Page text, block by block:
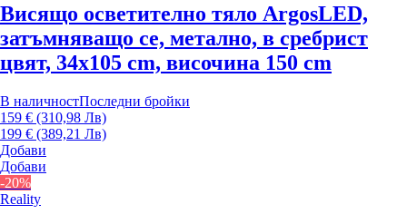
Висящо осветително тяло ArgosLED,
затъмняващо се, метално, в сребрист
цвят, 34x105 cm, височина 150 cm
В наличностПоследни бройки
159 € (310,98 Лв)
199 € (389,21 Лв)
Добави
Добави
-20%
Reality